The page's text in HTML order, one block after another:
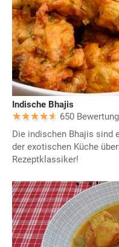
Indische Bhajis
650
Die indischen Bhajis sind
der exotischen Küche
Rezeptklassiker!